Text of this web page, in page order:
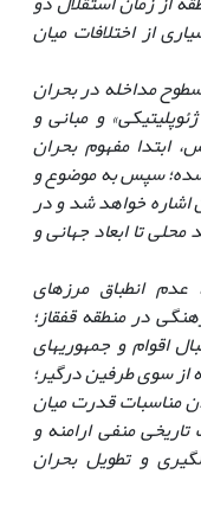
از اختلافات میان
سطوح مداخله در بحران
و مبانی و
ابتدا مفهوم بحران
شده؛ سپس به موضوع و
اشاره خواهد شد و در
تا ابعاد جهانی و
عدم انطباق مرزهای
در منطقه قفقاز؛
رویکرد سیاسی رهبران کمونیست در قبال اقوام و جمهوری‏‎های
سوی طرفین درگیر؛
مناسبات قدرت میان
منفی ارامنه و
و تطویل بحران